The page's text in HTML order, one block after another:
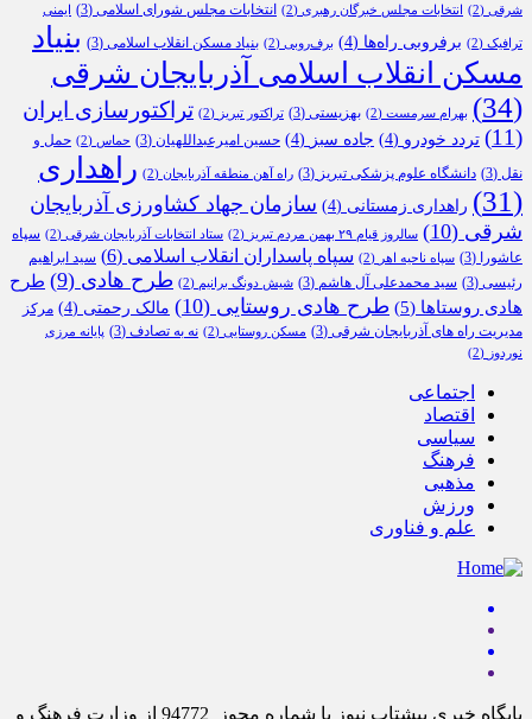
شرقی (2) انتخابات مجلس خبرگان رهبری (2) انتخابات مجلس شورای اسلامی (3) ایمنی
ترافیک (2) برفروبی راه‌ها (4) برف‌روبی (2) بنیاد مسکن انقلاب اسلامی (3)
بنیاد
مسکن انقلاب اسلامی آذربایجان شرقی
(34)
بهرام سرمست (2) بهزیستی (3) تراکتور تبریز (2)
تراکتورسازی ایران
(11)
تردد خودرو (4) جاده سبز (4) حسین امیرعبداللهیان (3) حماس (2)
حمل و
نقل (3) دانشگاه علوم پزشکی تبریز (3) راه آهن منطقه آذربایجان (2)
راهداری
(31)
راهداری زمستانی (4)
سازمان جهاد کشاورزی آذربایجان
شرقی (10) سالروز قیام ۲۹ بهمن مردم تبریز (2) ستاد انتخابات آذربایجان شرقی (2)
سپاه
عاشورا
(3) سپاه ناحیه اهر (2) سپاه پاسداران انقلاب اسلامی (6)
سید ابراهیم
رئیسی (3) سید محمدعلی آل هاشم (3) شیش دونگ برانیم (2) طرح هادی (9)
طرح
هادی روستاها (5) طرح هادی روستایی (10) مالک رحمتی (4)
مرکز
مدیریت راه های آذربایجان شرقی (3) مسکن روستایی (2) نه به تصادف (3)
پایانه مرزی
نوردوز (2)
اجتماعی
اقتصاد
سیاسی
فرهنگ
مذهبی
ورزش
علم و فناوری
پایگاه خبری پیشتاب نیوز با شماره مجوز 94772 از وزارت فرهنگ و